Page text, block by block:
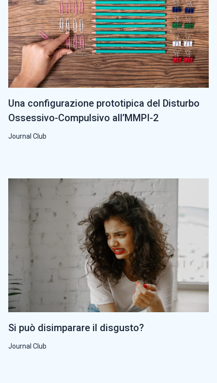
Una configurazione prototipica del Disturbo
Ossessivo-Compulsivo all’MMPI-2
Journal Club
Si può disimparare il disgusto?
Journal Club